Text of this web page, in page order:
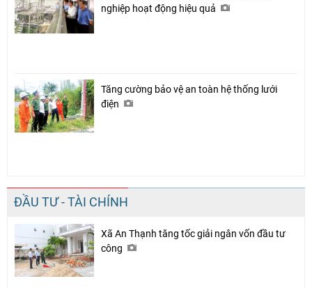
nghiệp hoạt động hiệu quả
Tăng cường bảo vệ an toàn hệ thống lưới
điện
ĐẦU TƯ - TÀI CHÍNH
Xã An Thạnh tăng tốc giải ngân vốn đầu tư
công